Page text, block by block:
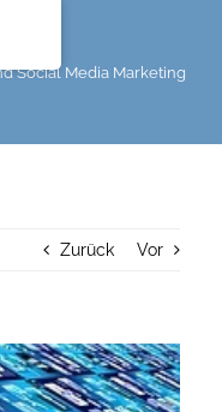
Social Media Marketing
Zurück Vor